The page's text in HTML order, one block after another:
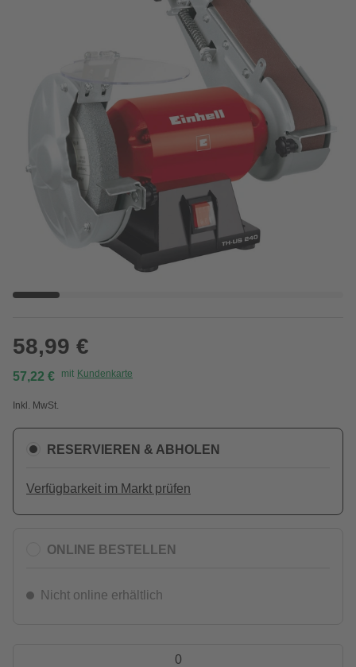
58,99 €
57,22 € mit Kundenkarte
Inkl. MwSt.
RESERVIEREN & ABHOLEN
Verfügbarkeit im Markt prüfen
ONLINE BESTELLEN
Nicht online erhältlich